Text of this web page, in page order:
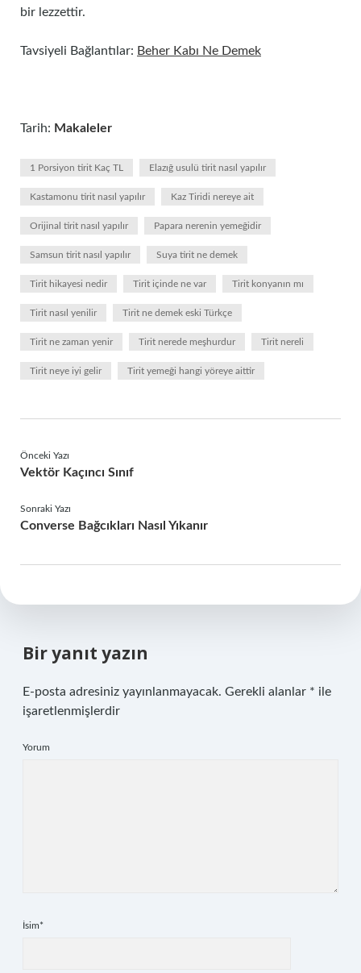
bir lezzettir.
Tavsiyeli Bağlantılar: Beher Kabı Ne Demek
Tarih: Makaleler
1 Porsiyon tirit Kaç TL Elazığ usulü tirit nasıl yapılır
Kastamonu tirit nasıl yapılır Kaz Tiridi nereye ait
Orijinal tirit nasıl yapılır Papara nerenin yemeğidir
Samsun tirit nasıl yapılır Suya tirit ne demek
Tirit hikayesi nedir Tirit içinde ne var Tirit konyanın mı
Tirit nasıl yenilir Tirit ne demek eski Türkçe
Tirit ne zaman yenir Tirit nerede meşhurdur Tirit nereli
Tirit neye iyi gelir Tirit yemeği hangi yöreye aittir
Önceki Yazı
Vektör Kaçıncı Sınıf
Sonraki Yazı
Converse Bağcıkları Nasıl Yıkanır
Bir yanıt yazın
E-posta adresiniz yayınlanmayacak. Gerekli alanlar * ile
işaretlenmişlerdir
Yorum
İsim*